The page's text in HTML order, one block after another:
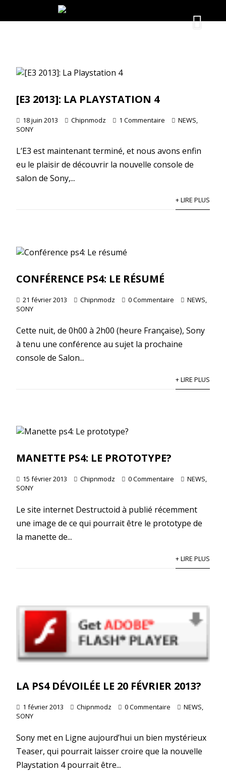
[E3 2013]: LA PLAYSTATION 4
18 juin 2013 Chipnmodz 1 Commentaire NEWS,
SONY
L’E3 est maintenant terminé, et nous avons enfin
eu le plaisir de découvrir la nouvelle console de
salon de Sony,...
+ LIRE PLUS
CONFÉRENCE PS4: LE RÉSUMÉ
21 février 2013 Chipnmodz 0 Commentaire NEWS,
SONY
Cette nuit, de 0h00 à 2h00 (heure Française), Sony
à tenu une conférence au sujet la prochaine
console de Salon...
+ LIRE PLUS
MANETTE PS4: LE PROTOTYPE?
15 février 2013 Chipnmodz 0 Commentaire NEWS,
SONY
Le site internet Destructoid à publié récemment
une image de ce qui pourrait être le prototype de
la manette de...
+ LIRE PLUS
LA PS4 DÉVOILÉE LE 20 FÉVRIER 2013?
1 février 2013 Chipnmodz 0 Commentaire NEWS,
SONY
Sony met en Ligne aujourd’hui un bien mystérieux
Teaser, qui pourrait laisser croire que la nouvelle
Playstation 4 pourrait être...